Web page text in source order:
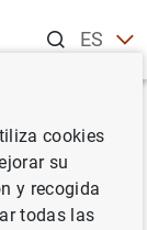
ESEN
cookies
su
y recogida
todas las